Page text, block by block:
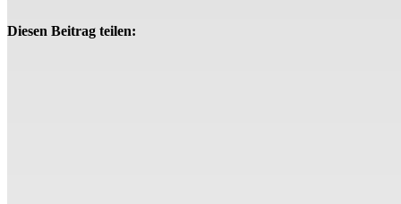
Diesen Beitrag teilen: